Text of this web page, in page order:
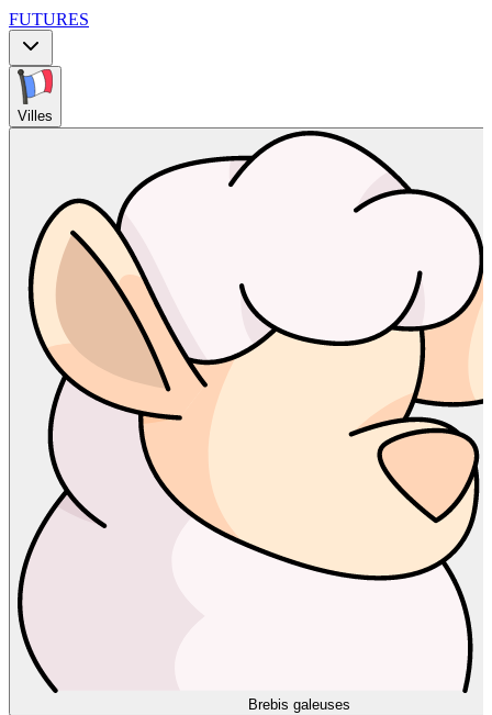
FUTURES
Villes
Brebis galeuses